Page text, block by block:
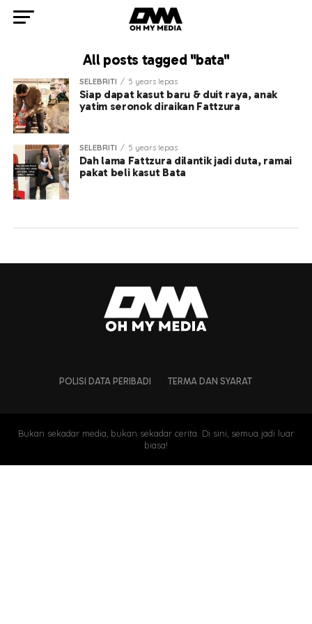
All posts tagged "bata"
SELEBRITI 5 years lepas
Siap dapat kasut baru & duit raya, anak
yatim seronok diraikan Fattzura
SELEBRITI 5 years lepas
Dah lama Fattzura dilantik jadi duta, ramai
pakat beli kasut Bata
POLISI DATA PERIBADI TERMA DAN SYARAT
Bukan sekadar media, bukan sekadar cerita. Di sini, semua jadi luar
biasa!